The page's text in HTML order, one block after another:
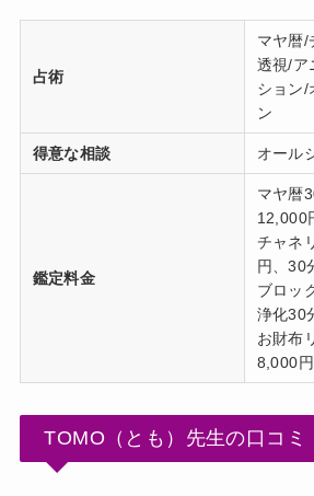
占術
マヤ暦/
透視/ア
ション/
ン
得意な相談 オール
鑑定料金
マヤ暦
12,000
チャネ
円、30
ブロッ
浄化30
お財布
8,000円
TOMO（とも）先生の口コミ